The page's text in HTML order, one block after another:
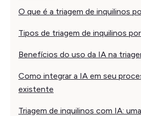
O que é a triagem de inquilinos
Tipos de triagem de inquilinos
Benefícios do uso da IA na
Como integrar a IA em seu
existente
Triagem de inquilinos com IA: